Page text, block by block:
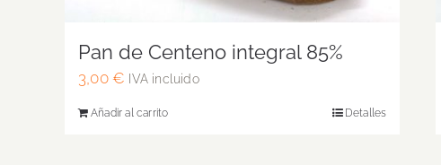
Pan de Centeno integral 85%
3,00 € IVA incluido
Añadir al carrito Detalles